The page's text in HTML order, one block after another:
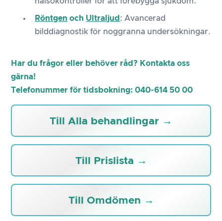
Röntgen och Ultraljud : Avancerad
bilddiagnostik för noggranna undersökningar.
Har du frågor eller behöver råd? Kontakta oss
gärna!
Telefonummer för tidsbokning: 040-614 50 00
Till Alla behandlingar →
Till Prislista →
Till Omdömen →